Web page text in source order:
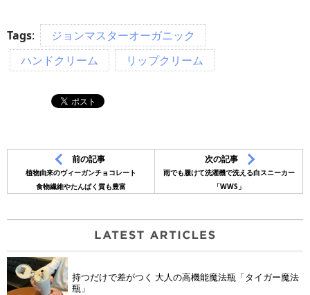
Tags:
ジョンマスターオーガニック
ハンドクリーム
リップクリーム
前の記事
植物由来のヴィーガンチョコレート
食物繊維やたんぱく質も豊富
次の記事
雨でも履けて洗濯機で洗える白スニーカー
「WWS」
持つだけで差がつく 大人の高機能魔法瓶「タイガー魔法
瓶」